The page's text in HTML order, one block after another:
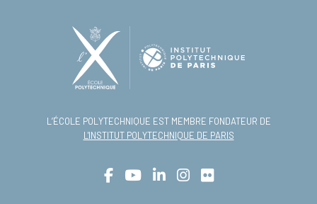
L’ÉCOLE POLYTECHNIQUE EST MEMBRE FONDATEUR DE
L'INSTITUT POLYTECHNIQUE DE PARIS